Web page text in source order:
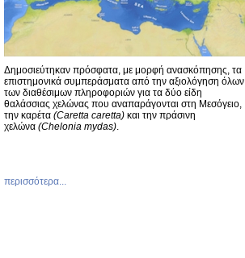
Δημοσιεύτηκαν πρόσφατα, με μορφή ανασκόπησης, τα
επιστημονικά συμπεράσματα από την αξιολόγηση όλων
των διαθέσιμων πληροφοριών για τα δύο είδη
θαλάσσιας χελώνας που αναπαράγονται στη Μεσόγειο,
την καρέτα (Caretta caretta) και την πράσινη
χελώνα (Chelonia mydas).
περισσότερα...